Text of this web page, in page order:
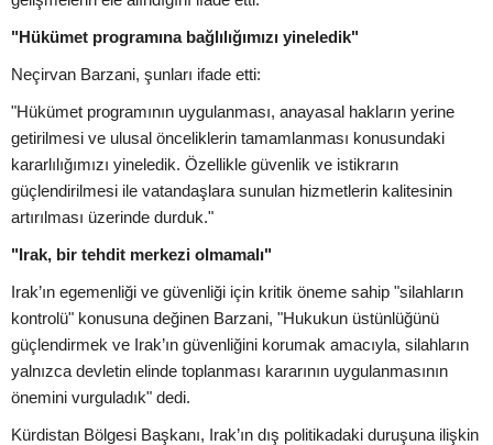
"Hükümet programına bağlılığımızı yineledik"
Neçirvan Barzani, şunları ifade etti:
"Hükümet programının uygulanması, anayasal hakların yerine
getirilmesi ve ulusal önceliklerin tamamlanması konusundaki
kararlılığımızı yineledik. Özellikle güvenlik ve istikrarın
güçlendirilmesi ile vatandaşlara sunulan hizmetlerin kalitesinin
artırılması üzerinde durduk."
"Irak, bir tehdit merkezi olmamalı"
Irak’ın egemenliği ve güvenliği için kritik öneme sahip "silahların
kontrolü" konusuna değinen Barzani, "Hukukun üstünlüğünü
güçlendirmek ve Irak’ın güvenliğini korumak amacıyla, silahların
yalnızca devletin elinde toplanması kararının uygulanmasının
önemini vurguladık" dedi.
Kürdistan Bölgesi Başkanı, Irak’ın dış politikadaki duruşuna ilişkin